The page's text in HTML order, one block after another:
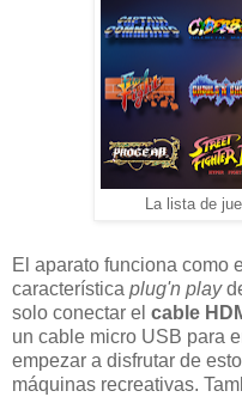
La lista de
El aparato funciona como
característica plug'n play
solo conectar el cable
un cable micro USB para
empezar a disfrutar de
máquinas recreativas.